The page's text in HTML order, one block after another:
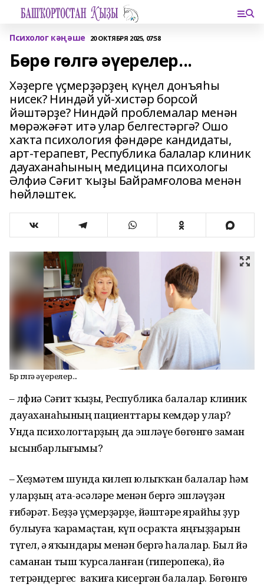
Психолог кәңәше 20 ОКТЯБРЯ 2025, 07:58
Бөрө гөлгә әүерелер...
Хәҙерге үҫмерҙәрҙең күңел донъяһы
нисек? Ниндәй уй-хистәр борсой
йәштәрҙе? Ниндәй проблемалар менән
мөрәжәғәт итә улар белгестәргә? Ошо
хаҡта психология фәндәре кандидаты,
арт-терапевт, Республика балалар клиник
дауаханаһының медицина психологы
Әлфиә Сәғит ҡыҙы Байрамғолова менән
һөйләштек.
Бөрө гөлгә әүерелер...
– Әлфиә Сәғит ҡыҙы, Республика балалар клиник
дауаханаһының пациенттары кемдәр улар?
Унда психологтарҙың да эшләүе бөгөнгө заман
ысынбарлығымы?
– Хеҙмәтем шунда килеп юлыҡҡан балалар һәм
уларҙың ата-әсәләре менән бергә эшләүҙән
ғибәрәт. Беҙҙә үҫмерҙәрҙе, йәштәре ярайһы ҙур
булыуға ҡарамаҫтан, күп осраҡта яңғыҙҙарын
түгел, ә яҡындары менән бергә һалалар. Был йә
саманан тыш ҡурсаланған (гиперопека), йә
тетрәндергес ваҡиға кисергән балалар. Бөгөнгө